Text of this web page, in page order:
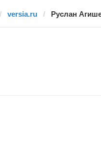
versia.ru Руслан